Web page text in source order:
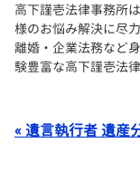
高下謹壱法律事務所
様のお悩み解決に尽
離婚・企業法務など
験豊富な高下謹壱法
« 遺言執行者 遺産